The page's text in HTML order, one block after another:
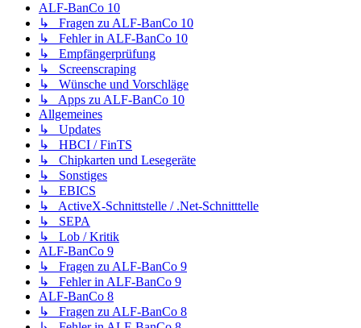
ALF-BanCo 10
↳ Fragen zu ALF-BanCo 10
↳ Fehler in ALF-BanCo 10
↳ Empfängerprüfung
↳ Screenscraping
↳ Wünsche und Vorschläge
↳ Apps zu ALF-BanCo 10
Allgemeines
↳ Updates
↳ HBCI / FinTS
↳ Chipkarten und Lesegeräte
↳ Sonstiges
↳ EBICS
↳ ActiveX-Schnittstelle / .Net-Schnitttelle
↳ SEPA
↳ Lob / Kritik
ALF-BanCo 9
↳ Fragen zu ALF-BanCo 9
↳ Fehler in ALF-BanCo 9
ALF-BanCo 8
↳ Fragen zu ALF-BanCo 8